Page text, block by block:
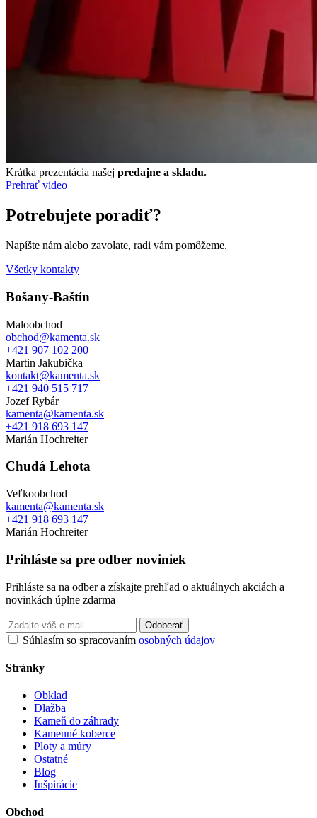
Krátka prezentácia našej predajne a skladu.
Prehrať video
Potrebujete poradiť?
Napíšte nám alebo zavolate, radi vám pomôžeme.
Všetky kontakty
Bošany-Baštín
Maloobchod
obchod@kamenta.sk
+421 907 102 200
Martin Jakubička
kontakt@kamenta.sk
+421 940 515 717
Jozef Rybár
kamenta@kamenta.sk
+421 918 693 147
Marián Hochreiter
Chudá Lehota
Veľkoobchod
kamenta@kamenta.sk
+421 918 693 147
Marián Hochreiter
Prihláste sa pre odber noviniek
Prihláste sa na odber a získajte prehľad o aktuálnych akciách a
novinkách úplne zdarma
Odoberať
Súhlasím so spracovaním osobných údajov
Stránky
Obklad
Dlažba
Kameň do záhrady
Kamenné koberce
Ploty a múry
Ostatné
Blog
Inšpirácie
Obchod